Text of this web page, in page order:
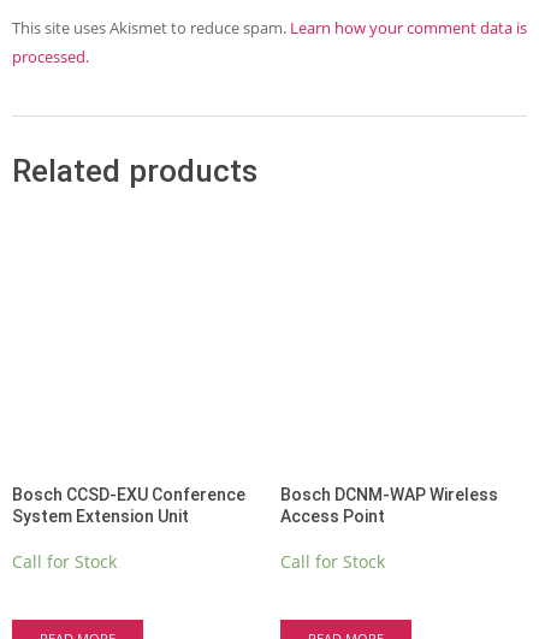
This site uses Akismet to reduce spam. Learn how your comment data is
processed.
Related products
Bosch CCSD-EXU Conference
System Extension Unit
Call for Stock
Bosch DCNM-WAP Wireless
Access Point
Call for Stock